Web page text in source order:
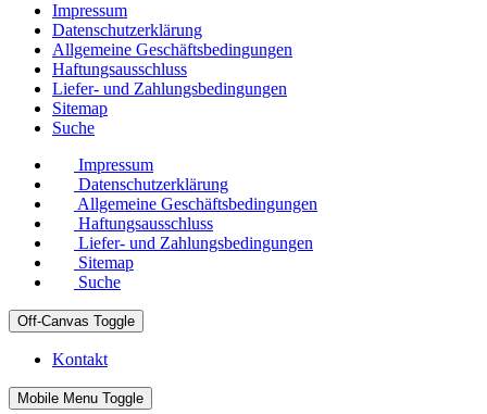
Impressum
Datenschutzerklärung
Allgemeine Geschäftsbedingungen
Haftungsausschluss
Liefer- und Zahlungsbedingungen
Sitemap
Suche
Impressum
Datenschutzerklärung
Allgemeine Geschäftsbedingungen
Haftungsausschluss
Liefer- und Zahlungsbedingungen
Sitemap
Suche
Off-Canvas Toggle
Kontakt
Mobile Menu Toggle